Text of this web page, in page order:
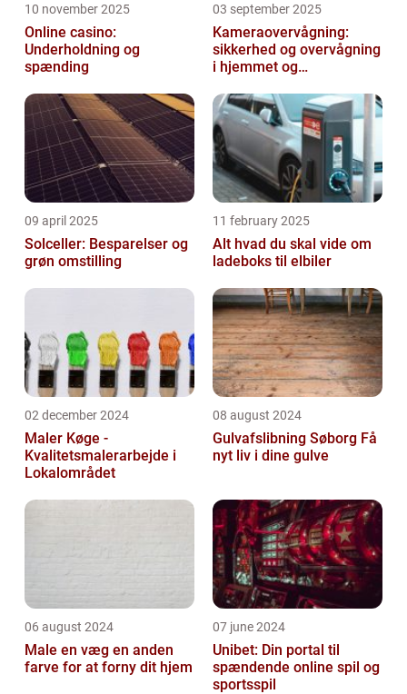
10 november 2025
Online casino:
Underholdning og
spænding
03 september 2025
Kameraovervågning:
sikkerhed og overvågning
i hjemmet og
09 april 2025
Solceller: Besparelser og
grøn omstilling
11 february 2025
Alt hvad du skal vide om
ladeboks til elbiler
02 december 2024
Maler Køge -
Kvalitetsmalerarbejde i
Lokalområdet
08 august 2024
Gulvafslibning Søborg Få
nyt liv i dine gulve
06 august 2024
Male en væg en anden
farve for at forny dit hjem
07 june 2024
Unibet: Din portal til
spændende online spil og
sportsspil